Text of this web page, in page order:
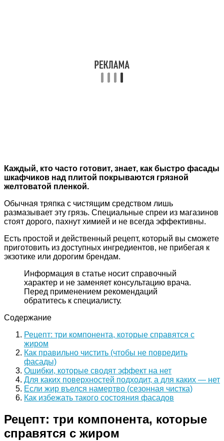
Каждый, кто часто готовит, знает, как быстро фасады
шкафчиков над плитой покрываются грязной
желтоватой пленкой.
Обычная тряпка с чистящим средством лишь
размазывает эту грязь. Специальные спреи из магазинов
стоят дорого, пахнут химией и не всегда эффективны.
Есть простой и действенный рецепт, который вы сможете
приготовить из доступных ингредиентов, не прибегая к
экзотике или дорогим брендам.
Информация в статье носит справочный
характер и не заменяет консультацию врача.
Перед применением рекомендаций
обратитесь к специалисту.
Содержание
Рецепт: три компонента, которые справятся с
жиром
Как правильно чистить (чтобы не повредить
фасады)
Ошибки, которые сводят эффект на нет
Для каких поверхностей подходит, а для каких — нет
Если жир въелся намертво (сезонная чистка)
Как избежать такого состояния фасадов
Рецепт: три компонента, которые
справятся с жиром